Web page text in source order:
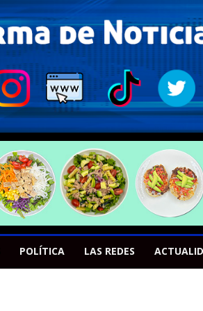
POLÍTICA LAS REDES